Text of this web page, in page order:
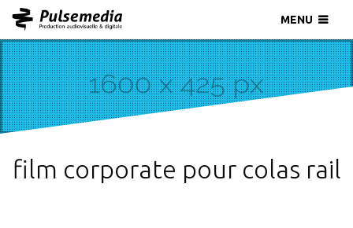
MENU
film corporate pour colas rail